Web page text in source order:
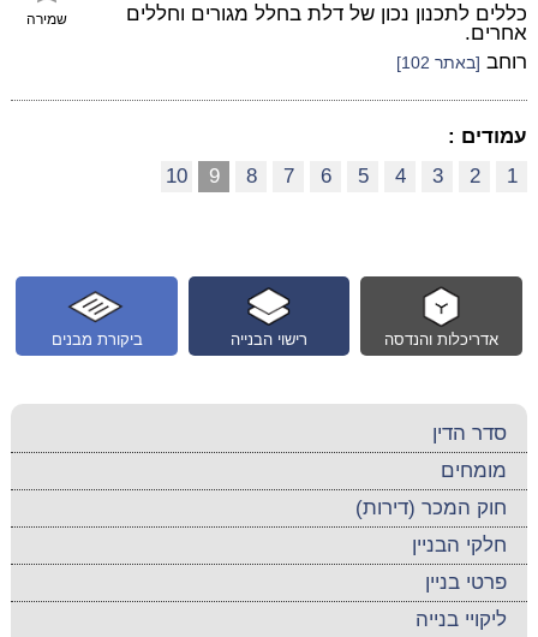
שמירה
כללים לתכנון נכון של דלת בחלל מגורים וחללים
אחרים.
רוחב [באתר 102]
עמודים :
1
2
3
4
5
6
7
8
9
10
ביקורת מבנים רישוי הבנייה אדריכלות והנדסה
סדר הדין
מומחים
חוק המכר (דירות)
חלקי הבניין
פרטי בניין
ליקויי בנייה